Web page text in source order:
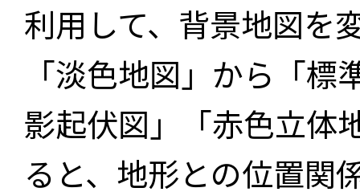
利用して、背景地図を
「淡色地図」から「
影起伏図」「赤色立体
ると、地形との位置関